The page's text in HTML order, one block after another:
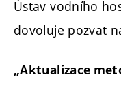
Ústav vodního
dovoluje pozvat
„Aktualizace